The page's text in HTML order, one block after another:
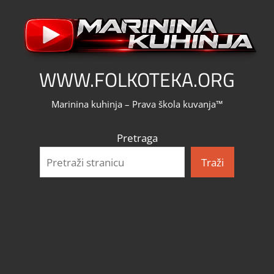
content
WWW.FOLKOTEKA.ORG
Marinina kuhinja – Prava škola kuvanja™
Pretraga
Traži